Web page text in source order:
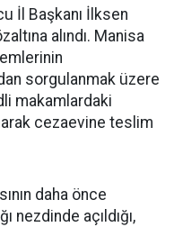
İl Başkanı İlksen
alındı. Manisa
sorgulanmak üzere
makamlardaki
cezaevine teslim
daha önce
nezdinde açıldığı,